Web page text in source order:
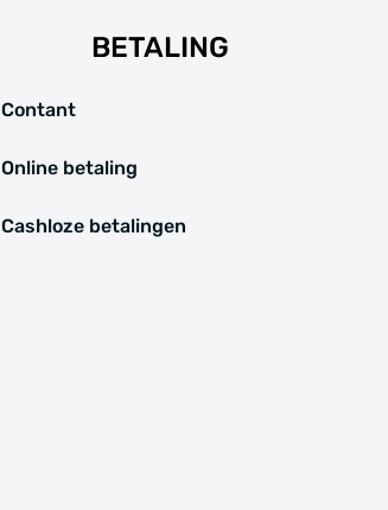
BETALING
Contant
Online betaling
Cashloze betalingen